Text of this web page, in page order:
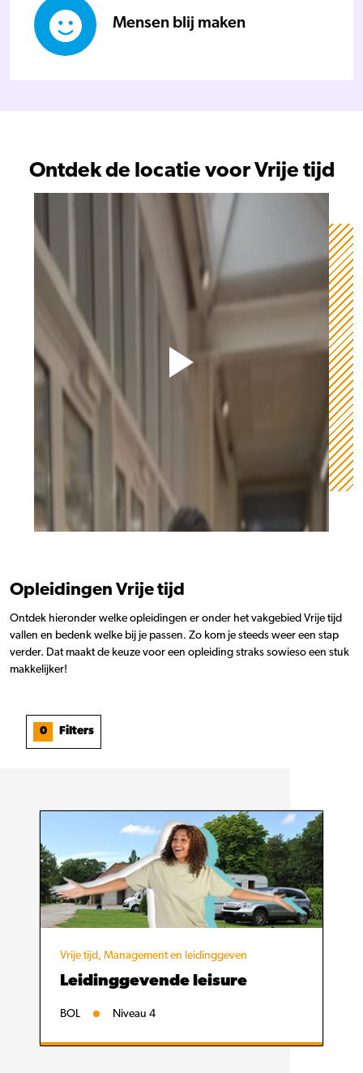
Mensen blij maken
Ontdek de locatie voor Vrije tijd
Opleidingen Vrije tijd
Ontdek hieronder welke opleidingen er onder het vakgebied Vrije tijd
vallen en bedenk welke bij je passen. Zo kom je steeds weer een stap
verder. Dat maakt de keuze voor een opleiding straks sowieso een stuk
makkelijker!
0 Filters
Vrije tijd, Management en leidinggeven
Leidinggevende leisure
BOL Niveau 4